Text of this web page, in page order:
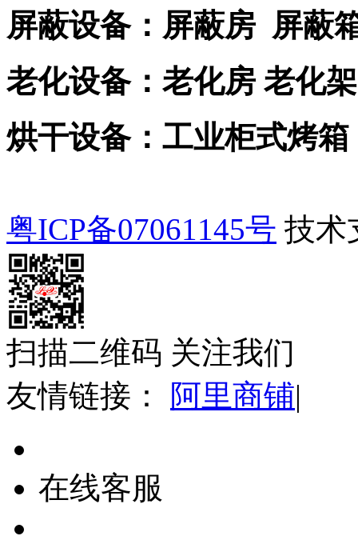
屏蔽设备：屏蔽房 屏蔽
老化设备：老化房 老化架
烘干设备：工业柜式烤
粤ICP备07061145号 技术
扫描二维码 关注我们
友情链接： 阿里商铺|
在线客服